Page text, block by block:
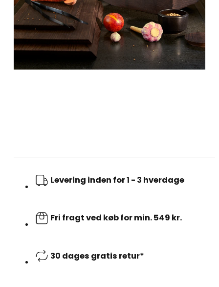
Levering inden for 1 - 3 hverdage
Fri fragt ved køb for min. 549 kr.
30 dages gratis retur*